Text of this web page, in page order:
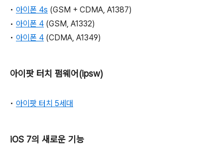
• 아이폰 4s (GSM + CDMA, A1387)
• 아이폰 4 (GSM, A1332)
• 아이폰 4 (CDMA, A1349)
아이팟 터치 펌웨어(ipsw)
• 아이팟 터치 5세대
iOS 7의 새로운 기능